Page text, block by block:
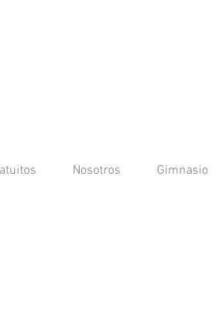
Nosotros Gimnasio